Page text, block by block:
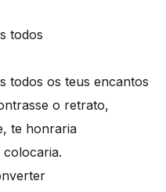
todos
todos os teus encantos
o retrato,
te honraria
colocaria.